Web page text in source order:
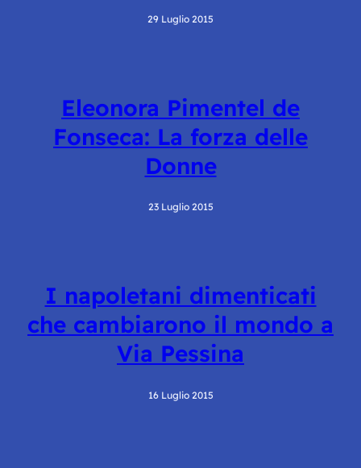
29 Luglio 2015
Eleonora Pimentel de
Fonseca: La forza delle
Donne
23 Luglio 2015
I napoletani dimenticati
che cambiarono il mondo a
Via Pessina
16 Luglio 2015